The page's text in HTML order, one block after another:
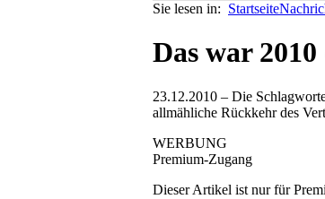
Sie lesen in: Startseite
Das war
23.12.2010 – Die
allmähliche Rückkehr des
WERBUNG
Premium-Zugang
Dieser Artikel ist nur für